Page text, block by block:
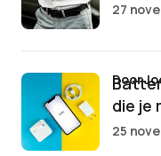
27
die je
door
25